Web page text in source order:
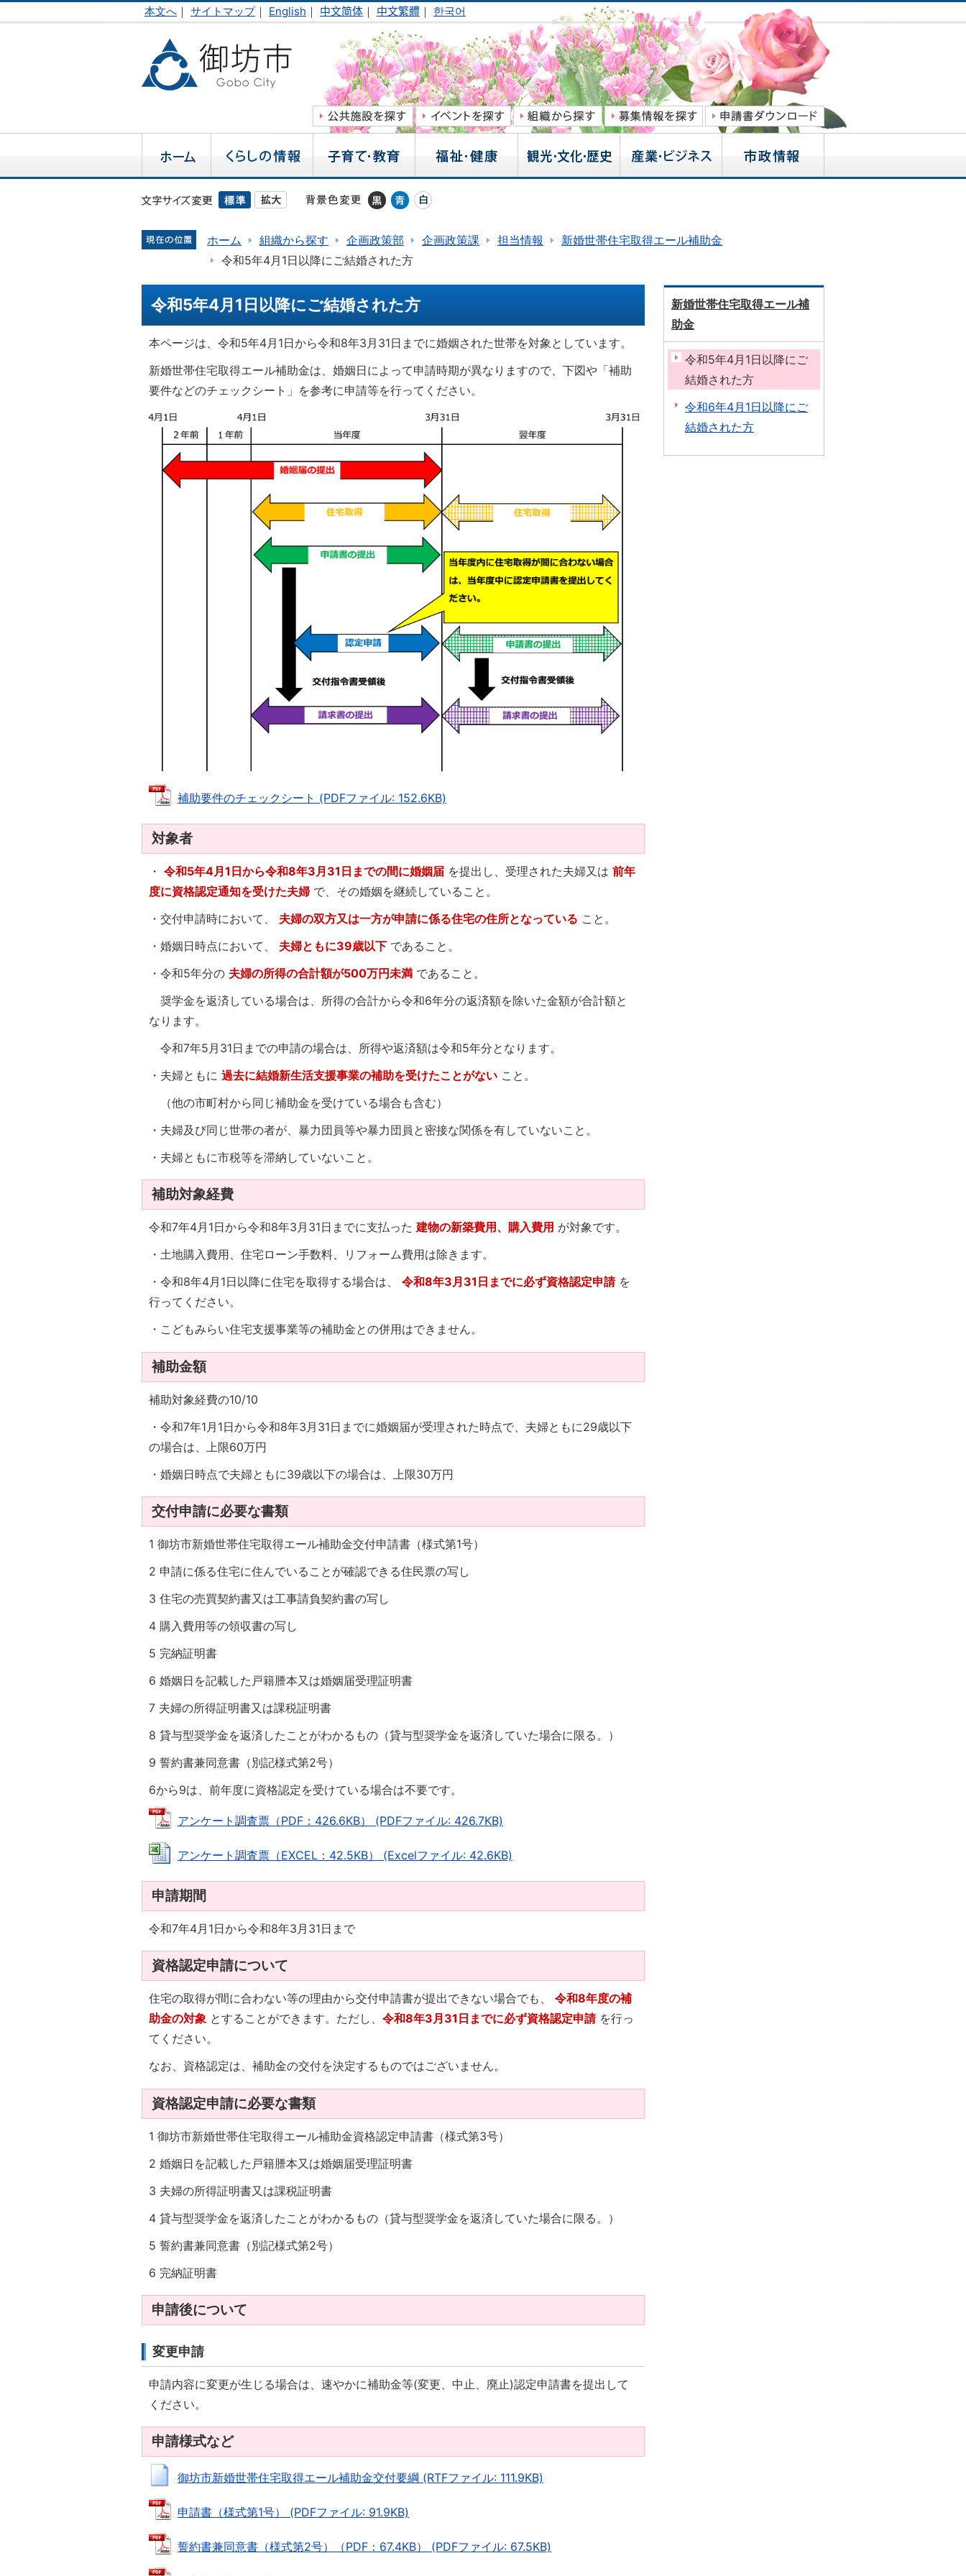
本文へ ｜ サイトマップ｜ English ｜ 中文简体 ｜ 中文繁體 ｜ 한국어
ホーム 組織から探す 企画政策部 企画政策課 担当情報
新婚世帯住宅取得エール補助金
令和5年4月1日以降にご結婚された方
令和5年4月1日以降にご結婚された方
本ページは、令和5年4月1日から令和8年3月31日までに婚姻された世帯を対象としています。
新婚世帯住宅取得エール補助金は、婚姻日によって申請時期が異なりますので、下図や「補助
要件などのチェックシート」を参考に申請等を行ってください。
補助要件のチェックシート (PDFファイル: 152.6KB)
対象者
・ 令和5年4月1日から令和8年3月31日までの間に婚姻届 を提出し、受理された夫婦又は 前年
度に資格認定通知を受けた夫婦 で、その婚姻を継続していること。
・交付申請時において、 夫婦の双方又は一方が申請に係る住宅の住所となっている こと。
・婚姻日時点において、 夫婦ともに39歳以下 であること。
・令和5年分の 夫婦の所得の合計額が500万円未満 であること。
奨学金を返済している場合は、所得の合計から令和6年分の返済額を除いた金額が合計額と
なります。
令和7年5月31日までの申請の場合は、所得や返済額は令和5年分となります。
・夫婦ともに 過去に結婚新生活支援事業の補助を受けたことがない こと。
（他の市町村から同じ補助金を受けている場合も含む）
・夫婦及び同じ世帯の者が、暴力団員等や暴力団員と密接な関係を有していないこと。
・夫婦ともに市税等を滞納していないこと。
補助対象経費
令和7年4月1日から令和8年3月31日までに支払った 建物の新築費用、購入費用 が対象です。
・土地購入費用、住宅ローン手数料、リフォーム費用は除きます。
・令和8年4月1日以降に住宅を取得する場合は、 令和8年3月31日までに必ず資格認定申請を
行ってください。
・こどもみらい住宅支援事業等の補助金との併用はできません。
補助金額
補助対象経費の10/10
・令和7年1月1日から令和8年3月31日までに婚姻届が受理された時点で、夫婦ともに29歳以下
の場合は、上限60万円
・婚姻日時点で夫婦ともに39歳以下の場合は、上限30万円
交付申請に必要な書類
1 御坊市新婚世帯住宅取得エール補助金交付申請書（様式第1号）
2 申請に係る住宅に住んでいることが確認できる住民票の写し
3 住宅の売買契約書又は工事請負契約書の写し
4 購入費用等の領収書の写し
5 完納証明書
6 婚姻日を記載した戸籍謄本又は婚姻届受理証明書
7 夫婦の所得証明書又は課税証明書
8 貸与型奨学金を返済したことがわかるもの（貸与型奨学金を返済していた場合に限る。）
9 誓約書兼同意書（別記様式第2号）
6から9は、前年度に資格認定を受けている場合は不要です。
アンケート調査票（PDF：426.6KB） (PDFファイル: 426.7KB)
アンケート調査票（EXCEL：42.5KB） (Excelファイル: 42.6KB)
申請期間
令和7年4月1日から令和8年3月31日まで
資格認定申請について
住宅の取得が間に合わない等の理由から交付申請書が提出できない場合でも、 令和8年度の補
助金の対象 とすることができます。ただし、 令和8年3月31日までに必ず資格認定申請を行っ
てください。
なお、資格認定は、補助金の交付を決定するものではございません。
資格認定申請に必要な書類
1 御坊市新婚世帯住宅取得エール補助金資格認定申請書（様式第3号）
2 婚姻日を記載した戸籍謄本又は婚姻届受理証明書
3 夫婦の所得証明書又は課税証明書
4 貸与型奨学金を返済したことがわかるもの（貸与型奨学金を返済していた場合に限る。）
5 誓約書兼同意書（別記様式第2号）
6 完納証明書
申請後について
変更申請
申請内容に変更が生じる場合は、速やかに補助金等(変更、中止、廃止)認定申請書を提出して
ください。
申請様式など
御坊市新婚世帯住宅取得エール補助金交付要綱 (RTFファイル: 111.9KB)
申請書（様式第1号） (PDFファイル: 91.9KB)
誓約書兼同意書（様式第2号）（PDF：67.4KB） (PDFファイル: 67.5KB)
新婚世帯住宅取得エール補
助金
令和5年4月1日以降にご
結婚された方
令和6年4月1日以降にご
結婚された方